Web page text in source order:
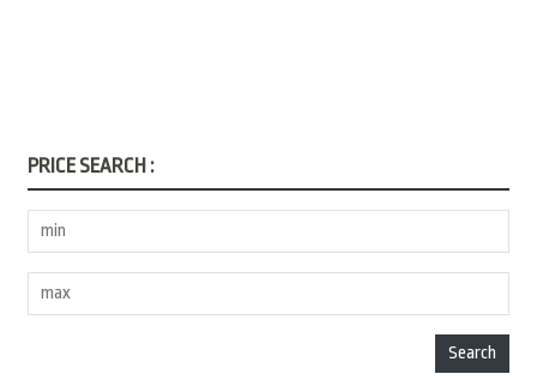
PRICE SEARCH :
Search